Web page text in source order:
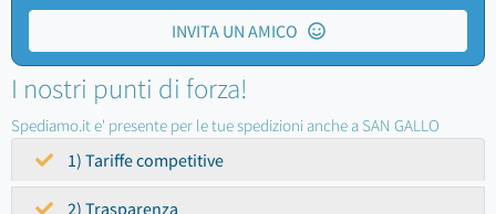
INVITA UN AMICO
I nostri punti di forza!
Spediamo.it e' presente per le tue spedizioni anche a SAN GALLO
1) Tariffe competitive
2) Trasparenza